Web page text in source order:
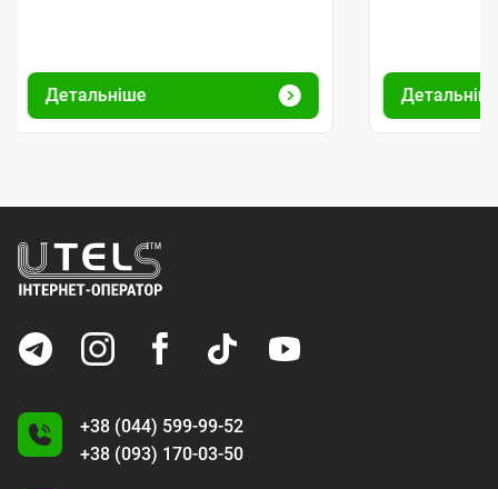
Детальніше
+38 (044) 599-99-52
+38 (093) 170-03-50